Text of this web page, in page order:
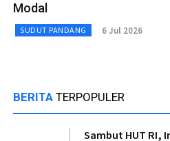
Modal
SUDUT PANDANG 6 Jul 2026
BERITA TERPOPULER
Sambut HUT RI,